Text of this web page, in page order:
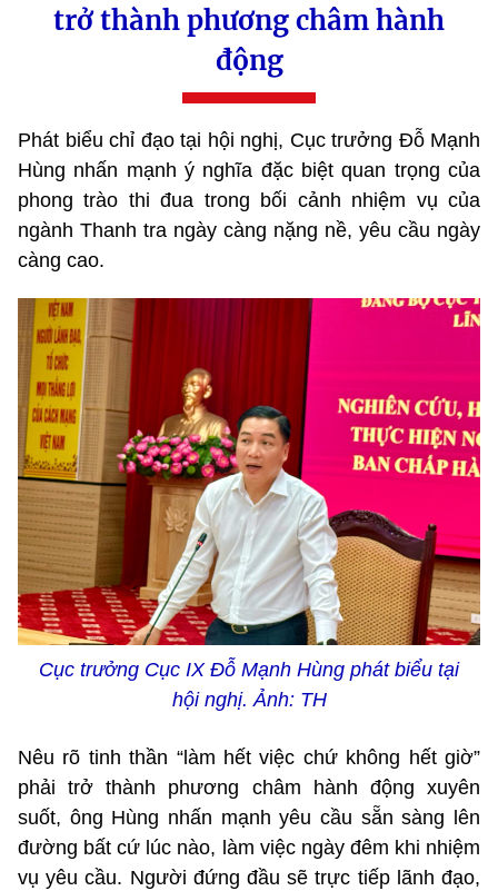
trở thành phương châm hành
động
Phát biểu chỉ đạo tại hội nghị, Cục trưởng Đỗ Mạnh
Hùng nhấn mạnh ý nghĩa đặc biệt quan trọng của
phong trào thi đua trong bối cảnh nhiệm vụ của
ngành Thanh tra ngày càng nặng nề, yêu cầu ngày
càng cao.
Cục trưởng Cục IX Đỗ Mạnh Hùng phát biểu tại
hội nghị. Ảnh: TH
Nêu rõ tinh thần “làm hết việc chứ không hết giờ”
phải trở thành phương châm hành động xuyên
suốt, ông Hùng nhấn mạnh yêu cầu sẵn sàng lên
đường bất cứ lúc nào, làm việc ngày đêm khi nhiệm
vụ yêu cầu. Người đứng đầu sẽ trực tiếp lãnh đạo,